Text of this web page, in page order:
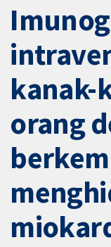
kanak-
orang